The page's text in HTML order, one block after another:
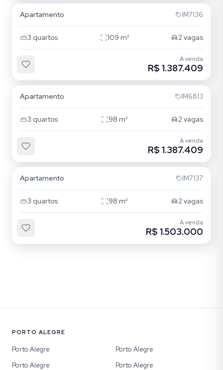
Apartamento IM7136
3 quartos 109 m² 2vagas
À venda
R$ 1.387.409
Apartamento IM6813
3 quartos 98 m² 2vagas
À venda
R$ 1.387.409
Apartamento IM7137
3 quartos 98 m² 2vagas
À venda
R$ 1.503.000
PORTO ALEGRE
Porto Alegre
Porto Alegre
Porto Alegre
Porto Alegre